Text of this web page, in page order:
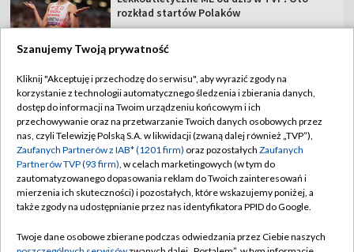
rozkład startów Polaków
TVP
Abonament TVP
Sklep TVP
Biuro Reklamy
Oferta Handlowa
Emisja w TVP
Regulamin TVP
Polityka prywatności
Moje zgody
Biuro reklamy
Szanujemy Twoją prywatność
Kliknij "Akceptuję i przechodzę do serwisu", aby wyrazić zgody na
korzystanie z technologii automatycznego śledzenia i zbierania danych,
dostęp do informacji na Twoim urządzeniu końcowym i ich
przechowywanie oraz na przetwarzanie Twoich danych osobowych przez
nas, czyli Telewizję Polską S.A. w likwidacji (zwaną dalej również „TVP”),
Zaufanych Partnerów z IAB* (1201 firm) oraz pozostałych Zaufanych
Partnerów TVP (93 firm), w celach marketingowych (w tym do
zautomatyzowanego dopasowania reklam do Twoich zainteresowań i
mierzenia ich skuteczności) i pozostałych, które wskazujemy poniżej, a
także zgody na udostępnianie przez nas identyfikatora PPID do Google.
Twoje dane osobowe zbierane podczas odwiedzania przez Ciebie naszych